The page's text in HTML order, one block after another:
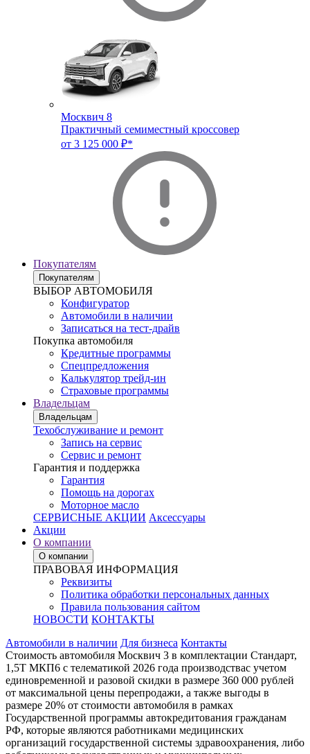
Москвич 8
Практичный семиместный кроссовер
от 3 125 000 ₽*
Покупателям
Покупателям
ВЫБОР АВТОМОБИЛЯ
Конфигуратор
Автомобили в наличии
Записаться на тест-драйв
Покупка автомобиля
Кредитные программы
Спецпредложения
Калькулятор трейд-ин
Страховые программы
Владельцам
Владельцам
Техобслуживание и ремонт
Запись на сервис
Сервис и ремонт
Гарантия и поддержка
Гарантия
Помощь на дорогах
Моторное масло
СЕРВИСНЫЕ АКЦИИ Аксессуары
Акции
О компании
О компании
ПРАВОВАЯ ИНФОРМАЦИЯ
Реквизиты
Политика обработки персональных данных
Правила пользования сайтом
НОВОСТИ КОНТАКТЫ
Автомобили в наличии Для бизнеса Контакты
Стоимость автомобиля Москвич 3 в комплектации Стандарт,
1,5Т МКП6 с телематикой 2026 года производствас учетом
единовременной и разовой скидки в размере 360 000 рублей
от максимальной цены перепродажи, а также выгоды в
размере 20% от стоимости автомобиля в рамках
Государственной программы автокредитования гражданам
РФ, которые являются работниками медицинских
организаций государственной системы здравоохранения, либо